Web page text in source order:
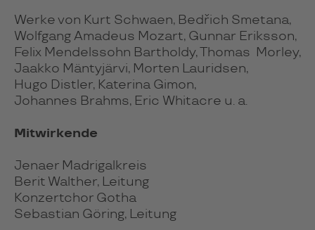
Werke von Kurt Schwaen, Bedřich Smetana,
Wolfgang Amadeus Mozart, Gunnar Eriksson,
Felix Mendelssohn Bartholdy, Thomas Morley,
Jaakko Mäntyjärvi, Morten Lauridsen,
Hugo Distler, Katerina Gimon,
Johannes Brahms, Eric Whitacre u. a.
Mitwirkende
Jenaer Madrigalkreis
Berit Walther, Leitung
Konzertchor Gotha
Sebastian Göring, Leitung